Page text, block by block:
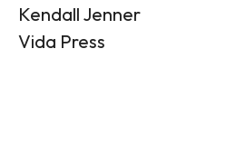
Kendall Jenner
Vida Press